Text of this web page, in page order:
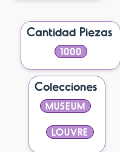
Cantidad Piezas
1000
Colecciones
MUSEUM
LOUVRE